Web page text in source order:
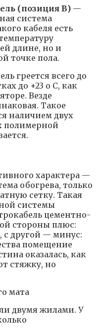
(позиция В) —
система
кабеля есть
длине, но и
точке пола.
греется всего до
до +23 o С, как
Везде
Такое
наличием двух
полимерной
характера —
обогрева, только
сетку. Такая
системы
цементно-
стороны плюс:
с другой — минус:
помещение
оказалась, как
стяжку, но
двумя жилами. У